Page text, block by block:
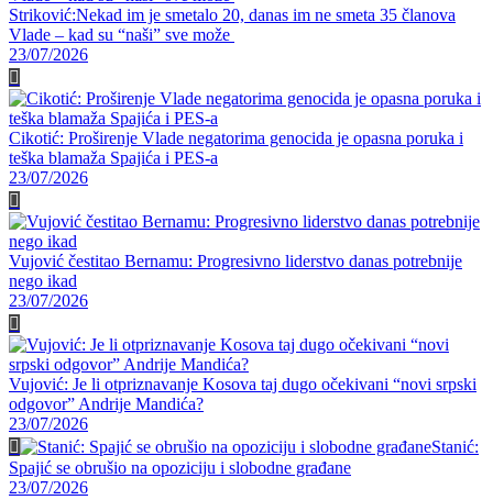
Striković:Nekad im je smetalo 20, danas im ne smeta 35 članova
Vlade – kad su “naši” sve može
23/07/2026
Cikotić: Proširenje Vlade negatorima genocida je opasna poruka i
teška blamaža Spajića i PES-a
23/07/2026
Vujović čestitao Bernamu: Progresivno liderstvo danas potrebnije
nego ikad
23/07/2026
Vujović: Je li otpriznavanje Kosova taj dugo očekivani “novi srpski
odgovor” Andrije Mandića?
23/07/2026
Stanić:
Spajić se obrušio na opoziciju i slobodne građane
23/07/2026